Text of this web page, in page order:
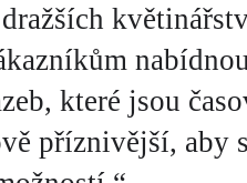
které jsou
příznivější, aby